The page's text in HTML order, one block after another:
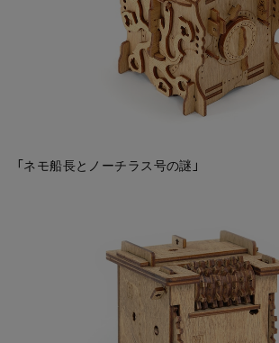
「ネモ船長とノーチラス号の謎」